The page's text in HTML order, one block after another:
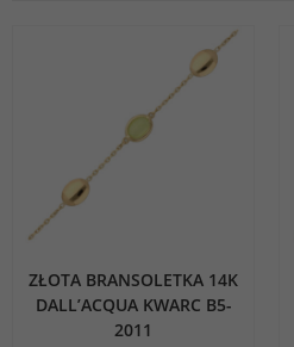
ZŁOTA BRANSOLETKA 14K
DALL’ACQUA KWARC B5-
2011